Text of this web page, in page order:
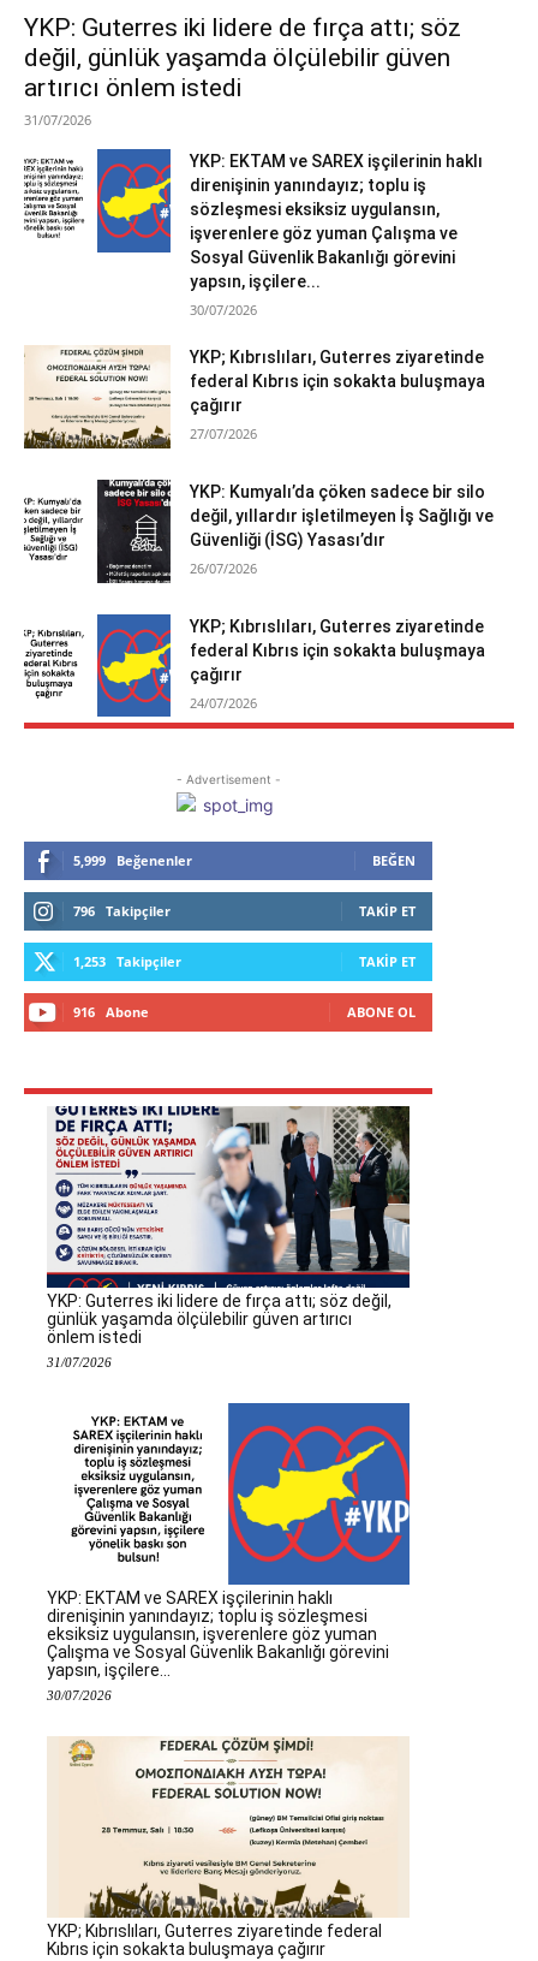
YKP: Guterres iki lidere de fırça attı; söz
değil, günlük yaşamda ölçülebilir güven
artırıcı önlem istedi
31/07/2026
YKP: EKTAM ve SAREX işçilerinin haklı
direnişinin yanındayız; toplu iş
sözleşmesi eksiksiz uygulansın,
işverenlere göz yuman Çalışma ve
Sosyal Güvenlik Bakanlığı görevini
yapsın, işçilere...
30/07/2026
YKP; Kıbrıslıları, Guterres ziyaretinde
federal Kıbrıs için sokakta buluşmaya
çağırır
27/07/2026
YKP: Kumyalı’da çöken sadece bir silo
değil, yıllardır işletilmeyen İş Sağlığı ve
Güvenliği (İSG) Yasası’dır
26/07/2026
YKP; Kıbrıslıları, Guterres ziyaretinde
federal Kıbrıs için sokakta buluşmaya
çağırır
24/07/2026
- Advertisement -
5,999 Beğenenler BEĞEN
796 Takipçiler TAKIP ET
1,253 Takipçiler TAKIP ET
916 Abone ABONE OL
YKP: Guterres iki lidere de fırça attı; söz değil,
günlük yaşamda ölçülebilir güven artırıcı
önlem istedi
31/07/2026
YKP: EKTAM ve SAREX işçilerinin haklı
direnişinin yanındayız; toplu iş sözleşmesi
eksiksiz uygulansın, işverenlere göz yuman
Çalışma ve Sosyal Güvenlik Bakanlığı görevini
yapsın, işçilere...
30/07/2026
YKP; Kıbrıslıları, Guterres ziyaretinde federal
Kıbrıs için sokakta buluşmaya çağırır